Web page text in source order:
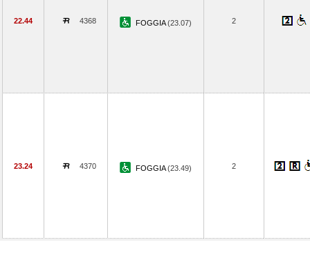
22.44 4368 FOGGIA(23.07) 2
23.24 4370 FOGGIA(23.49) 2